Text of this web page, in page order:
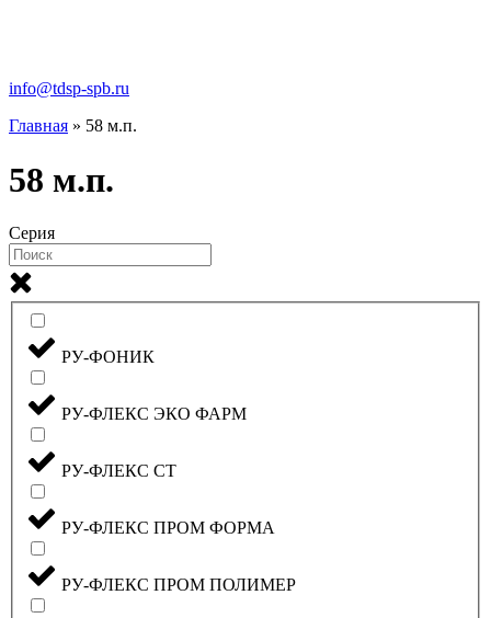
info@tdsp-spb.ru
Главная » 58 м.п.
58 м.п.
Серия
РУ-ФОНИК
РУ-ФЛЕКС ЭКО ФАРМ
РУ-ФЛЕКС СТ
РУ-ФЛЕКС ПРОМ ФОРМА
РУ-ФЛЕКС ПРОМ ПОЛИМЕР